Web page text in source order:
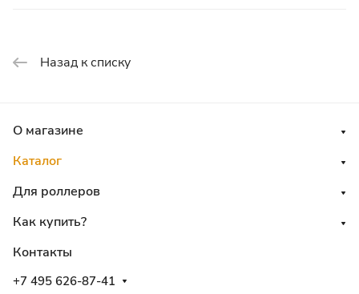
Назад к списку
О магазине
Каталог
Для роллеров
Как купить?
Контакты
+7 495 626-87-41